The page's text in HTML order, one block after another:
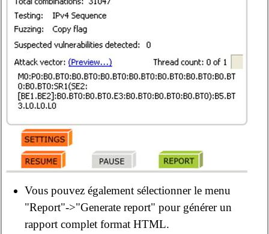
Vous pouvez également sélectionner le menu
"Report"->"Generate report" pour générer un
rapport complet format HTML.